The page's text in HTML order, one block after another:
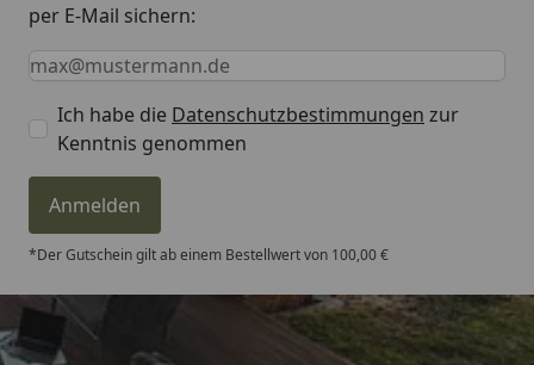
per E-Mail sichern:
Keine Eingabe erforderlich
Eingabe erforderlich
E-Mail *
Ich habe die Datenschutzbestimmungen zur
Kenntnis genommen
Anmelden
*Der Gutschein gilt ab einem Bestellwert von 100,00 €